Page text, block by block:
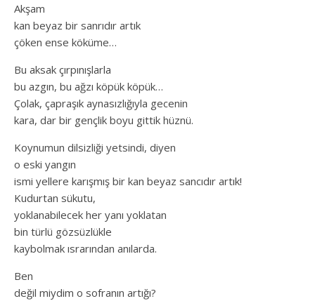
Akşam
kan beyaz bir sanrıdır artık
çöken ense köküme…
Bu aksak çırpınışlarla
bu azgın, bu ağzı köpük köpük…
Çolak, çapraşık aynasızlığıyla gecenin
kara, dar bir gençlik boyu gittik hüznü.
Koynumun dilsizliği yetsindi, diyen
o eski yangın
ismi yellere karışmış bir kan beyaz sancıdır artık!
Kudurtan sükutu,
yoklanabilecek her yanı yoklatan
bin türlü gözsüzlükle
kaybolmak ısrarından anılarda.
Ben
değil miydim o sofranın artığı?